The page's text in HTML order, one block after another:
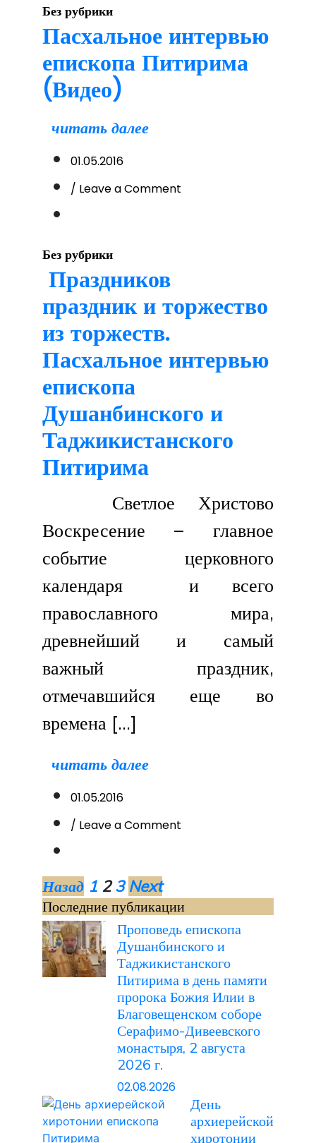
заде
Без рубрики
Пасхальное интервью
епископа Питирима
(Видео)
читать далее
01.05.2016
/ Leave a CommentПасхальное
Без рубрики
Праздников
праздник и торжество
из торжеств.
Пасхальное интервью
епископа
Душанбинского и
Таджикистанского
Питирима
Светлое Христово
Воскресение – главное
событие церковного
календаря и всего
православного мира,
древнейший и самый
важный праздник,
отмечавшийся еще во
времена […]
читать далее
01.05.2016
/ Leave a CommentПраздников
из
торжеств.
Пасхальное
интервью
епископа
Душанбинского
и
Таджикистанского
Питирима
Пагинация
записей
Назад 1 2 3 Next
Последние публикации
Проповедь епископа
Душанбинского и
Таджикистанского
Питирима в день памяти
пророка Божия Илии в
Благовещенском соборе
Серафимо-Дивеевского
монастыря, 2 августа
2026 г.
02.08.2026
День
архиерейской
хиротонии